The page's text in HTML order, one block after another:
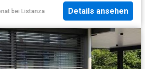
bei Listanza Details ansehen